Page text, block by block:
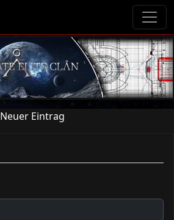
Neuer Eintrag